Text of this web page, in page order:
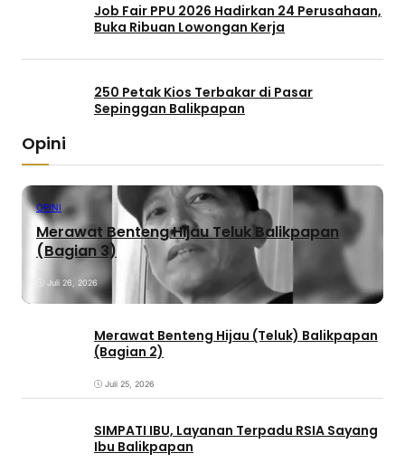
Job Fair PPU 2026 Hadirkan 24 Perusahaan,
Buka Ribuan Lowongan Kerja
250 Petak Kios Terbakar di Pasar
Sepinggan Balikpapan
Opini
OPINI
Merawat Benteng Hijau Teluk Balikpapan
(Bagian 3)
Juli 26, 2026
Merawat Benteng Hijau (Teluk) Balikpapan
(Bagian 2)
Juli 25, 2026
SIMPATI IBU, Layanan Terpadu RSIA Sayang
Ibu Balikpapan